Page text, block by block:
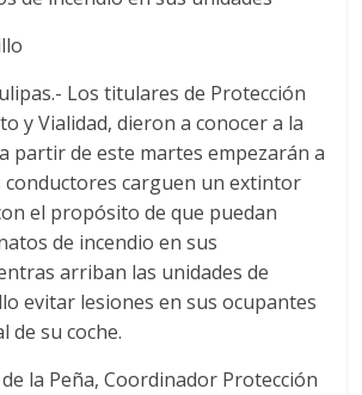
Los titulares de Protección
y Vialidad, dieron a conocer a la
partir de este martes empezarán a
conductores carguen un extintor
el propósito de que puedan
de incendio en sus
arriban las unidades de
evitar lesiones en sus ocupantes
de su coche.
la Peña, Coordinador Protección